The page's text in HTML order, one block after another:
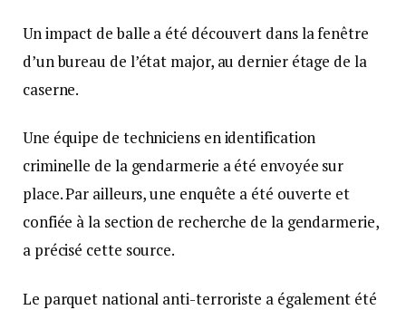
Un impact de balle a été découvert dans la fenêtre
d’un bureau de l’état major, au dernier étage de la
caserne.
Une équipe de techniciens en identification
criminelle de la gendarmerie a été envoyée sur
place. Par ailleurs, une enquête a été ouverte et
confiée à la section de recherche de la gendarmerie,
a précisé cette source.
Le parquet national anti-terroriste a également été